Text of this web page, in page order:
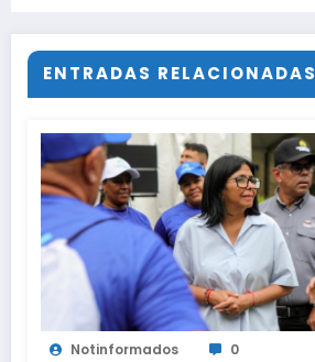
ENTRADAS RELACIONADAS
Notinformados 0